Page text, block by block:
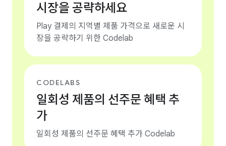
시장을 공략하세요
Play 결제의 지역별 제품 가격으로 새로운 시
장을 공략하기 위한 Codelab
CODELABS
일회성 제품의 선주문 혜택 추
가
일회성 제품의 선주문 혜택 추가 Codelab